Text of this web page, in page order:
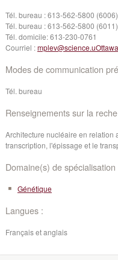
Tél. bureau :613-562-5800 (6006)
Tél. bureau :613-562-5800 (6011)
Tél. domicile:613-230-0761
Courriel :
Modes de communication
Tél. bureau
Renseignements sur la
Architecture nucléaire en relation
transcription, l'épissage et le
Domaine(s) de spécialisation
Génétique
Langues :
Français et anglais